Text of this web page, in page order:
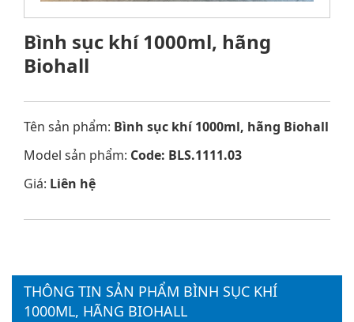
Bình sục khí 1000ml, hãng
Biohall
Tên sản phẩm: Bình sục khí 1000ml, hãng Biohall
Model sản phẩm: Code: BLS.1111.03
Giá: Liên hệ
THÔNG TIN SẢN PHẨM BÌNH SỤC KHÍ
1000ML, HÃNG BIOHALL